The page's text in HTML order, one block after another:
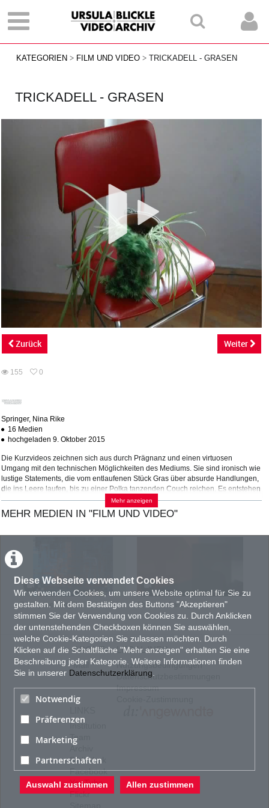
Diese Webseite verwendet Cookies
Wir verwenden Cookies, um unsere Website optimal für Sie zu
gestalten. Mit dem Bestätigen des Buttons "Akzeptieren"
stimmen Sie der Verwendung von Cookies zu. Durch Anklicken
der untenstehenden Checkboxen können Sie auswählen,
welche Cookie-Kategorien Sie zulassen möchten. Durch
Klicken auf die Schaltfläche "Mehr anzeigen" erhalten Sie eine
Beschreibung jeder Kategorie. Weitere Informationen finden
Sie in unserer Datenschutzerklärung
Notwendig
Präferenzen
Marketing
Partnerschaften
Auswahl zustimmen Allen zustimmen
KATEGORIEN FILM UND VIDEO TRICKADELL - GRASEN
TRICKADELL - GRASEN
Zurück Weiter
155
0
Springer, Nina Rike
16 Medien
hochgeladen 9. Oktober 2015
Die Kurzvideos zeichnen sich aus durch Prägnanz und einen virtuosen
Umgang mit den technischen Möglichkeiten des Mediums. Sie sind ironisch wie
lustige Statements, die vom entlaufenen Stück Gras über absurde Handlungen,
die ins Leere laufen, bis zu einer Polka tanzenden Couch reichen. Es entstehen
stark komponierte, bewegte Bilder, die in animierten Alltagsgegenständen und
Interaktionen übersetzte individuelle Befindlichkeiten visualisieren.
id=2043;lang=de;back...)
-/-
The short videos that make up the six-part work Trickadellare characterized by
their conciseness and a virtuoso handling of the medium’s technical
possibilities. They are ironic and humorous statements, ranging from a runaway
piece of grass to absurd actions that lead nowhere and even a couch dancing a
polka. The result is a series of carefully composed moving images that visualize
individual states of mind translated into animated everyday objects and
interactions.
Source: https://kunsthallewien.at/
TAGS: KATEGORIEN: FILM UND VIDEO
PRODUKTIONSLAND
PRODUKTIONSJAHR
TON
FORMAT
Mehr anzeigen
MEHR MEDIEN IN "FILM UND VIDEO"
Facing the Tangible Absence Calling
ABOUT
Mail
LEGAL INFO
Nutzungsbedingungen
Datenschutzbestimmungen
Impressum
Institution
Team
Bibliothek
Facebook
YouTube
Flickr